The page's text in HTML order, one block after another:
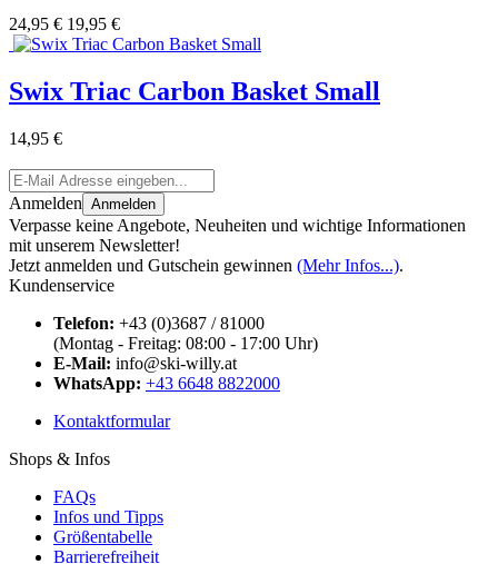
24,95 € 19,95 €
Swix Triac Carbon Basket Small
14,95 €
Anmelden Anmelden
Verpasse keine Angebote, Neuheiten und wichtige Informationen
mit unserem Newsletter!
Jetzt anmelden und Gutschein gewinnen (Mehr Infos...).
Kundenservice
Telefon: +43 (0)3687 / 81000
(Montag - Freitag: 08:00 - 17:00 Uhr)
E-Mail: info@ski-willy.at
WhatsApp: +43 6648 8822000
Kontaktformular
Shops & Infos
FAQs
Infos und Tipps
Größentabelle
Barrierefreiheit